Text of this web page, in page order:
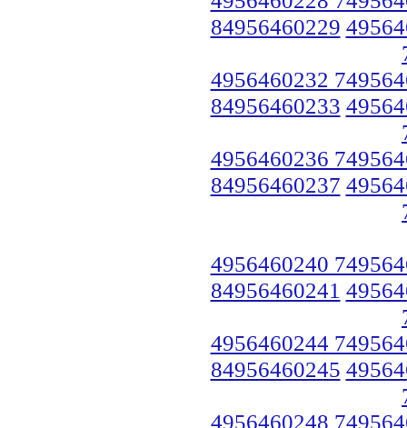
84956460229
4956460232
84956460233
4956460236
84956460237
4956460240
84956460241
4956460244
84956460245
4956460248